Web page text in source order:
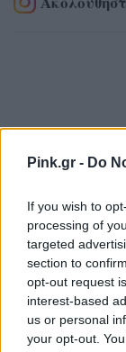
Pink.gr - Do
If you wish to
processing of
targeted
section to
opt-out request
interest-based
us or personal
your opt-out.